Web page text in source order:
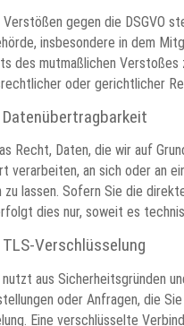
Verstößen gegen die DSGVO
insbesondere in dem
des mutmaßlichen
oder gerichtlicher
Recht, Daten, die wir auf
verarbeiten, an sich oder an
zu lassen. Sofern Sie die
dies nur, soweit es
TLS-Verschlüsselung
aus Sicherheitsgründen
oder Anfragen, die
Eine verschlüsselte